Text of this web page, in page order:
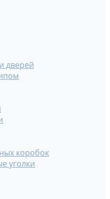
дверей
коробок
уголки